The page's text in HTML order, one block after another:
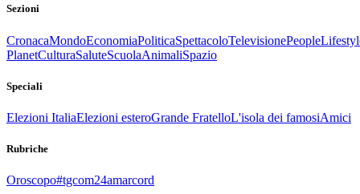
Sezioni
CronacaMondoEconomiaPoliticaSpettacoloTelevisionePeople
PlanetCulturaSaluteScuolaAnimaliSpazio
Speciali
Elezioni ItaliaElezioni esteroGrande FratelloL'isola dei famosiAmici
Rubriche
Oroscopo#tgcom24amarcord